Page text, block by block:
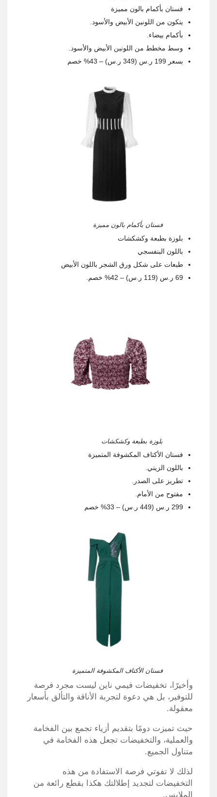
فستان بأكمام بالون مميزة
يتكون من اللونين الأبيض والأسود.
بأكمام بيضاء.
وسط مخطط من اللونين الأبيض والأسود.
بسعر 199 ر.س (349 ر.س) – 43% خصم
فستان بأكمام بالون مميزة
بلوزة بطبعة وكشكشات
باللون البنفسجي
طبعات على شكل ورق الشجر باللون الأبيض
69 ر.س (119 ر.س) – 42% خصم.
بلوزة بطبعة وكشكشات
فستان الأكتاف المكشوفة المتميزة
باللون الزيتي.
تطريز على الصدر.
مفتوح من الأمام.
299 ر.س (449 ر.س) – 33% خصم
فستان الأكتاف المكشوفة المتميزة
وأخيرًا ، تخفيضات فيمي ناين ليست مجرد فرصة
للتوفير، بل هي دعوة لتجربة الأناقة والتألق بأسعار
معقولة.
حيث تميزت دومًا بتقديم أزياء تجمع بين الفخامة
والعملية، والتخفيضات تجعل هذه الفخامة في
متناول الجميع.
لذلك لا تفوتي فرصة الاستفادة من هذه
التخفيضات لتجديد إطلالتك هكذا بقطع رائعة من
الملابس.